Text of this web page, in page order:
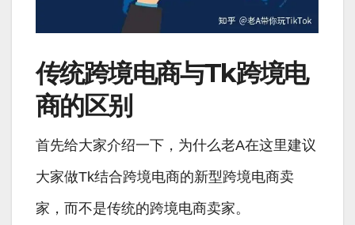
传统跨境电商与Tk跨境电
商的区别
首先给大家介绍一下，为什么老A在这里建议
大家做Tk结合跨境电商的新型跨境电商卖
家，而不是传统的跨境电商卖家。